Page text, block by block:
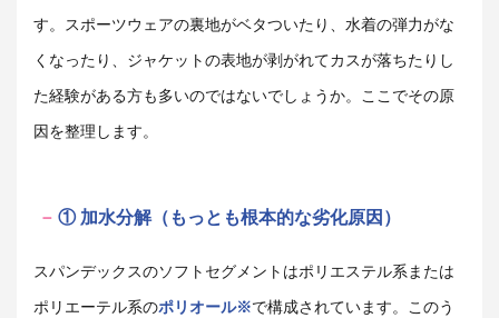
す。スポーツウェアの裏地がベタついたり、水着の弾力がな
くなったり、ジャケットの表地が剥がれてカスが落ちたりし
た経験がある方も多いのではないでしょうか。ここでその原
因を整理します。
① 加水分解（もっとも根本的な劣化原因）
スパンデックスのソフトセグメントはポリエステル系または
ポリエーテル系のポリオール※で構成されています。このう